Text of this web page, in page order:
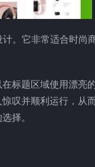
。它非常适合时尚
标题区域使用漂亮
叹并顺利运行，从
择。